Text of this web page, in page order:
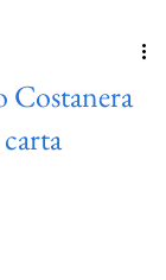
Costanera